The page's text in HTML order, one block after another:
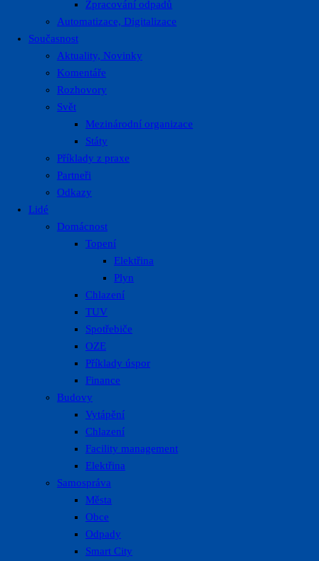
Zpracování odpadů
Automatizace, Digitalizace
Současnost
Aktuality, Novinky
Komentáře
Rozhovory
Svět
Mezinárodní organizace
Státy
Příklady z praxe
Partneři
Odkazy
Lidé
Domácnost
Topení
Elektřina
Plyn
Chlazení
TUV
Spotřebiče
OZE
Příklady úspor
Finance
Budovy
Vytápění
Chlazení
Facility management
Elektřina
Samospráva
Města
Obce
Odpady
Smart City